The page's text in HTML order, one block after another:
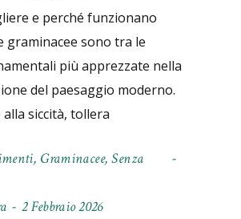
e perché funzionano
graminacee sono tra le
più apprezzate nella
del paesaggio moderno.
siccità, tollera
, Graminacee,Senza
2 Febbraio 2026